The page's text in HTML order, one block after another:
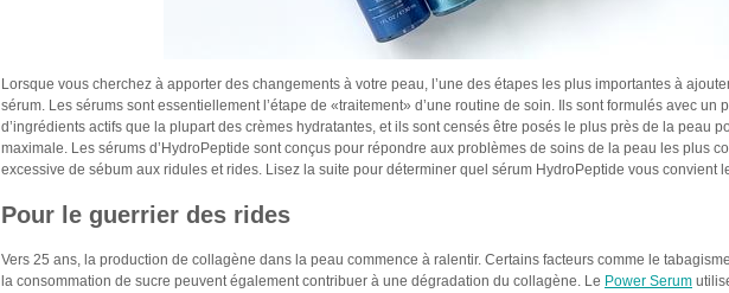
Lorsque vous cherchez à apporter des changements à votre peau, l’une des étapes les plus importantes à
sérum. Les sérums sont essentiellement l’étape de «traitement» d’une routine de soin. Ils sont formulés avec un
d’ingrédients actifs que la plupart des crèmes hydratantes, et ils sont censés être posés le plus près de la peau
maximale. Les sérums d’HydroPeptide sont conçus pour répondre aux problèmes de soins de la peau les plus
excessive de sébum aux ridules et rides. Lisez la suite pour déterminer quel sérum HydroPeptide vous convient
Pour le guerrier des rides
Vers 25 ans, la production de collagène dans la peau commence à ralentir. Certains facteurs comme le
la consommation de sucre peuvent également contribuer à une dégradation du collagène. Le Power Serum